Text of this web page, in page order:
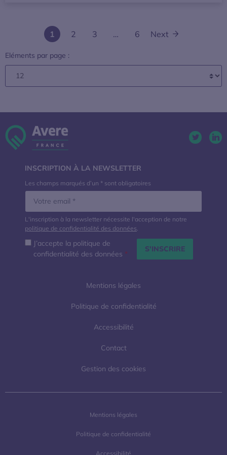
1 2 3 … 6 Next
Eléments par page :
Mentions légales
Politique de confidentialité
Accessibilité
Contact
Gestion des cookies
INSCRIPTION À LA NEWSLETTER
Les champs marqués d’un * sont obligatoires
L'inscription à la newsletter nécessite l'acception de notre
politique de confidentialité des données
J’accepte la politique de
confidentialité des données *
Mentions légales
Politique de confidentialité
Accessibilité